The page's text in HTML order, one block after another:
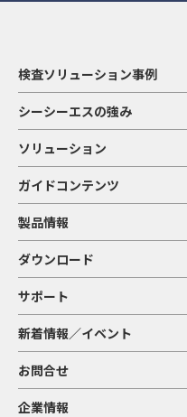
検査ソリューション事例
シーシーエスの強み
ソリューション
ガイドコンテンツ
製品情報
ダウンロード
サポート
新着情報／イベント
お問合せ
企業情報